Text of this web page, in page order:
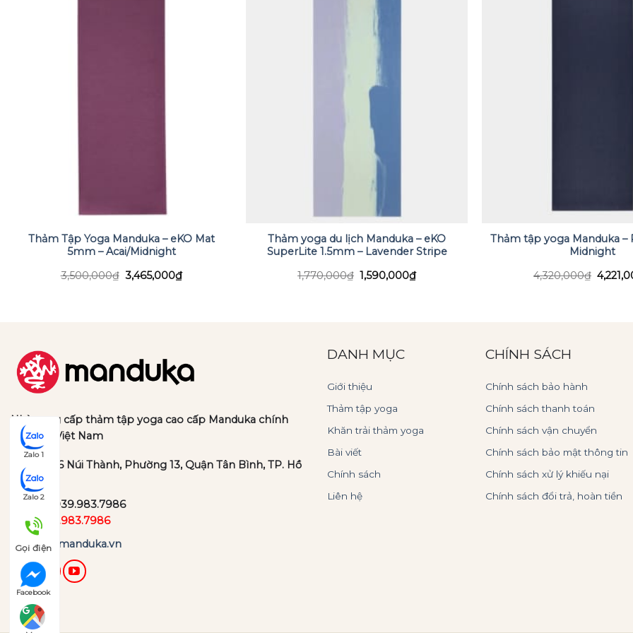
Thảm Tập Yoga Manduka – eKO Mat
5mm – Acai/Midnight
3,500,000₫ Giá
gốc
3,465,000₫Giá
hiện
Thảm yoga du lịch Manduka – eKO
SuperLite 1.5mm – Lavender Stripe
1,770,000₫ Giá
gốc
1,590,000₫Giá
Thảm tập yoga Manduka –
Midnight
4,320,000₫ Giá
gốc
Nhà cung cấp thảm tập yoga cao cấp Manduka chính
hãng tại Việt Nam
Địa chỉ:
36 Núi Thành, Phường 13, Quận Tân Bình, TP. Hồ
Chí Minh
039.983.7986
Zalo:039.983.7986
Website:
manduka.vn
DANH MỤC
Giới thiệu
Thảm tập yoga
Khăn trải thảm yoga
Bài viết
Chính sách
Liên hệ
CHÍNH SÁCH
Chính sách bảo hành
Chính sách thanh toán
Chính sách vận chuyển
Chính sách bảo mật thông tin
Chính sách xử lý khiếu nại
Chính sách đổi trả, hoàn tiền
Zalo 1
Zalo 2
Gọi điện
Facebook